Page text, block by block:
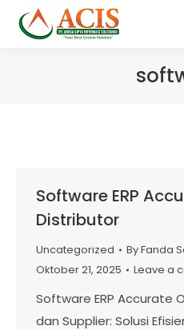
Software ERP
Distributor
Uncategorized ByFanda
Oktober 21, 2025
Leave a
Software ERP Accurate
dan Supplier: Solusi